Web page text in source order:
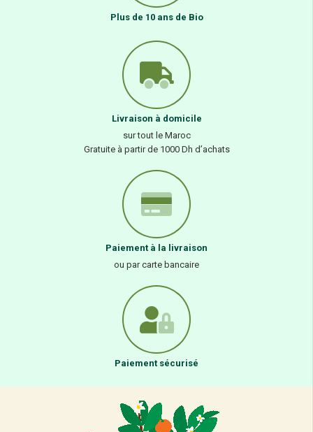
Plus de 10 ans de Bio
Livraison à domicile
sur tout le Maroc
Gratuite à partir de 1000 Dh d’achats
Paiement à la livraison
ou par carte bancaire
Paiement sécurisé